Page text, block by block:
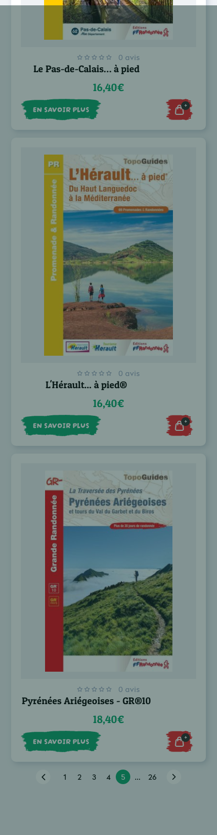
0 avis
Le Pas-de-Calais… à pied
16,40€
EN SAVOIR PLUS +
0 avis
L'Hérault... à pied®
16,40€
EN SAVOIR PLUS +
0 avis
Pyrénées Ariégeoises - GR®10
18,40€
EN SAVOIR PLUS +
1 2 3 4 5 ... 26